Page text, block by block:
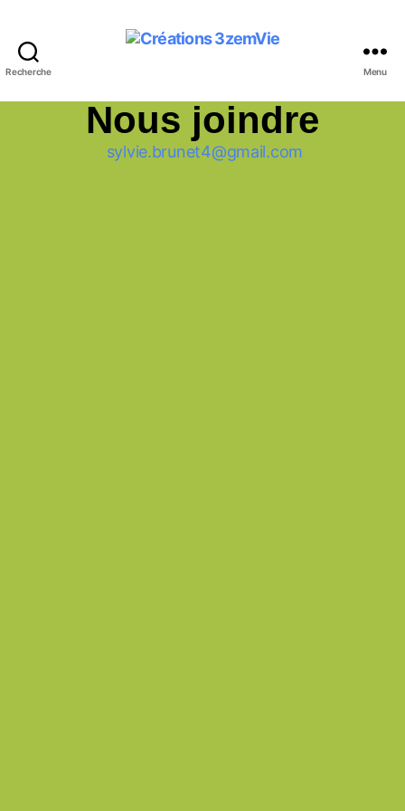
Recherche Menu
Nous joindre
sylvie.brunet4@gmail.com